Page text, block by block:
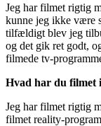
Jeg har filmet rigtig
kunne jeg ikke være
tilfældigt blev jeg
og det gik ret godt,
filmede tv-
Hvad har du filmet
Jeg har filmet rigtig
filmet reality-